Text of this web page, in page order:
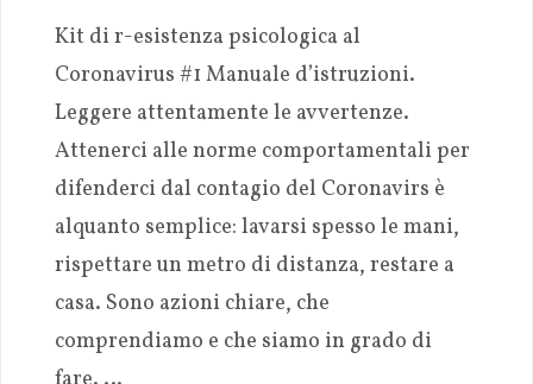
Kit di r-esistenza psicologica al
Coronavirus #1 Manuale d’istruzioni.
Leggere attentamente le avvertenze.
Attenerci alle norme comportamentali per
difenderci dal contagio del Coronavirs è
alquanto semplice: lavarsi spesso le mani,
rispettare un metro di distanza, restare a
casa. Sono azioni chiare, che
comprendiamo e che siamo in grado di